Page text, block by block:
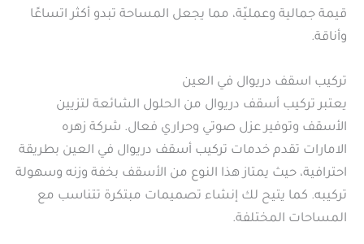
قيمة جمالية وعمليّة، مما يجعل المساحة تبدو أكثر اتساعًا
وأناقة.
تركيب اسقف دريوال في العين
يعتبر تركيب أسقف دريوال من الحلول الشائعة لتزيين
الأسقف وتوفير عزل صوتي وحراري فعال. شركة زهره
الامارات تقدم خدمات تركيب أسقف دريوال في العين بطريقة
احترافية، حيث يمتاز هذا النوع من الأسقف بخفة وزنه وسهولة
تركيبه. كما يتيح لك إنشاء تصميمات مبتكرة تتناسب مع
المساحات المختلفة.